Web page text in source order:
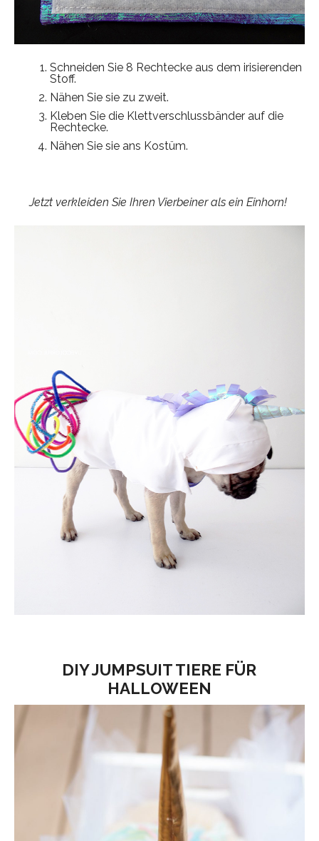
Schneiden Sie 8 Rechtecke aus dem irisierenden
Stoff.
Nähen Sie sie zu zweit.
Kleben Sie die Klettverschlussbänder auf die
Rechtecke.
Nähen Sie sie ans Kostüm.
Jetzt verkleiden Sie Ihren Vierbeiner als ein Einhorn!
DIY JUMPSUIT TIERE FÜR
HALLOWEEN